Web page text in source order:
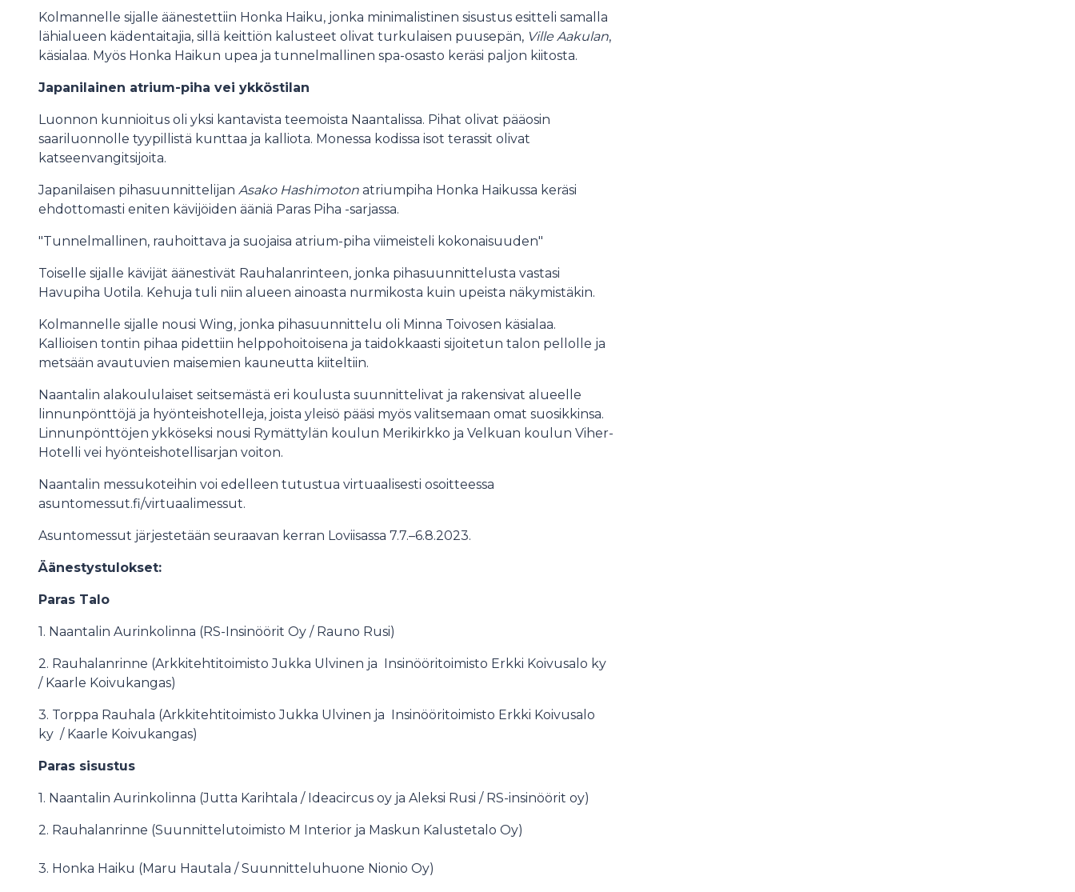
Kolmannelle sijalle äänestettiin Honka Haiku, jonka minimalistinen sisustus esitteli samalla
lähialueen kädentaitajia, sillä keittiön kalusteet olivat turkulaisen puusepän, Ville Aakulan,
käsialaa. Myös Honka Haikun upea ja tunnelmallinen spa-osasto keräsi paljon kiitosta.
Japanilainen atrium-piha vei ykköstilan
Luonnon kunnioitus oli yksi kantavista teemoista Naantalissa. Pihat olivat pääosin
saariluonnolle tyypillistä kunttaa ja kalliota. Monessa kodissa isot terassit olivat
katseenvangitsijoita.
Japanilaisen pihasuunnittelijan Asako Hashimoton atriumpiha Honka Haikussa keräsi
ehdottomasti eniten kävijöiden ääniä Paras Piha -sarjassa.
"Tunnelmallinen, rauhoittava ja suojaisa atrium-piha viimeisteli kokonaisuuden"
Toiselle sijalle kävijät äänestivät Rauhalanrinteen, jonka pihasuunnittelusta vastasi
Havupiha Uotila. Kehuja tuli niin alueen ainoasta nurmikosta kuin upeista näkymistäkin.
Kolmannelle sijalle nousi Wing, jonka pihasuunnittelu oli Minna Toivosen käsialaa.
Kallioisen tontin pihaa pidettiin helppohoitoisena ja taidokkaasti sijoitetun talon pellolle ja
metsään avautuvien maisemien kauneutta kiiteltiin.
Naantalin alakoululaiset seitsemästä eri koulusta suunnittelivat ja rakensivat alueelle
linnunpönttöjä ja hyönteishotelleja, joista yleisö pääsi myös valitsemaan omat suosikkinsa.
Linnunpönttöjen ykköseksi nousi Rymättylän koulun Merikirkko ja Velkuan koulun Viher-
Hotelli vei hyönteishotellisarjan voiton.
Naantalin messukoteihin voi edelleen tutustua virtuaalisesti osoitteessa
asuntomessut.fi/virtuaalimessut.
Asuntomessut järjestetään seuraavan kerran Loviisassa 7.7.–6.8.2023.
Äänestystulokset:
Paras Talo
1. Naantalin Aurinkolinna (RS-Insinöörit Oy / Rauno Rusi)
2. Rauhalanrinne (Arkkitehtitoimisto Jukka Ulvinen ja Insinööritoimisto Erkki Koivusalo ky
/ Kaarle Koivukangas)
3. Torppa Rauhala (Arkkitehtitoimisto Jukka Ulvinen ja Insinööritoimisto Erkki Koivusalo
ky / Kaarle Koivukangas)
Paras sisustus
1. Naantalin Aurinkolinna (Jutta Karihtala / Ideacircus oy ja Aleksi Rusi / RS-insinöörit oy)
2. Rauhalanrinne (Suunnittelutoimisto M Interior ja Maskun Kalustetalo Oy)
3. Honka Haiku (Maru Hautala / Suunnitteluhuone Nionio Oy)